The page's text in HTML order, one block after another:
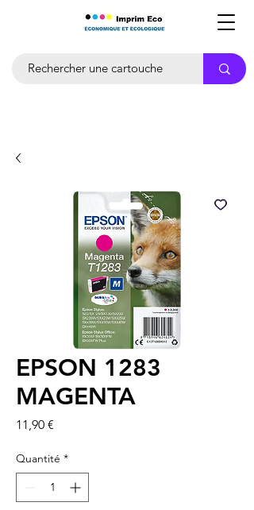
EPSON 1283
MAGENTA
11,90 €
Quantité *